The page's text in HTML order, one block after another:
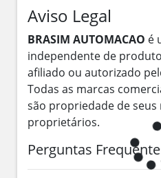
Aviso Legal
BRASIM AUTOMACAO é
independente de
afiliado ou autorizado
Todas as marcas
são propriedade de seus
proprietários.
Perguntas